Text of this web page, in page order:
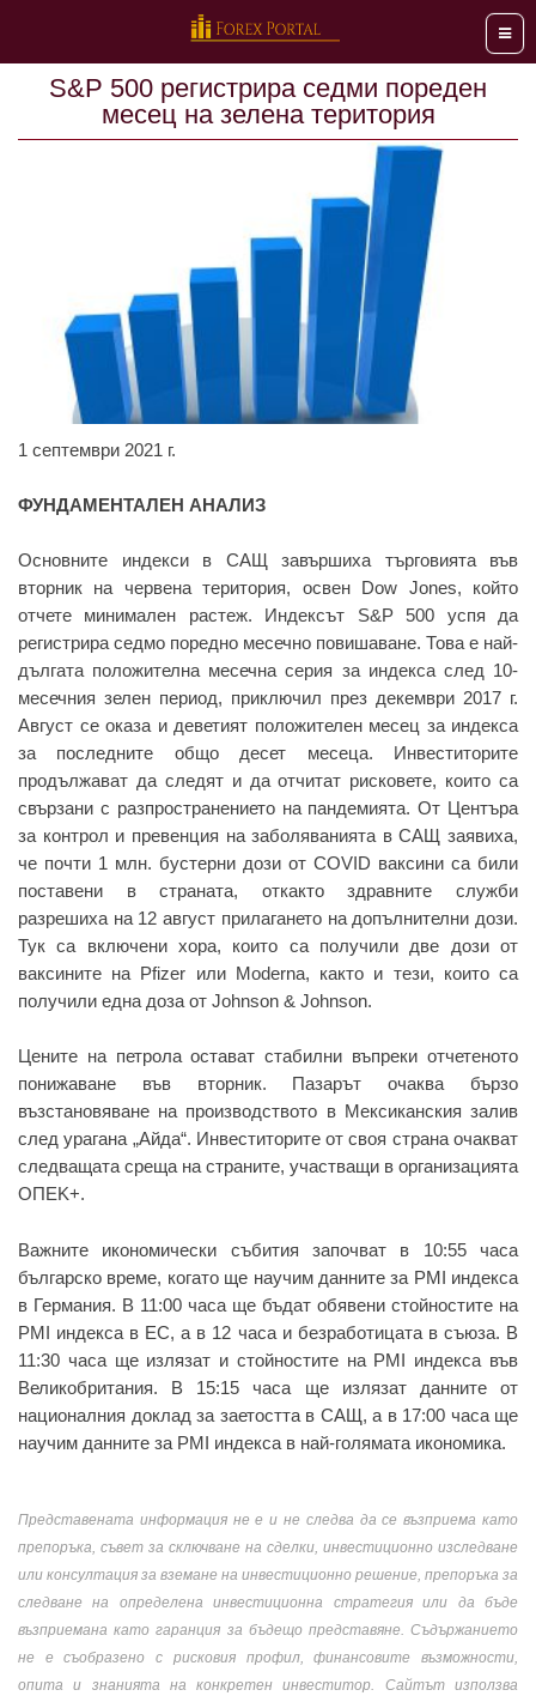
Меню
S&P 500 регистрира седми пореден
месец на зелена територия
1 септември 2021 г.
ФУНДАМЕНТАЛЕН АНАЛИЗ
Основните индекси в САЩ завършиха търговията във
вторник на червена територия, освен Dow Jones, който
отчете минимален растеж. Индексът S&P 500 успя да
регистрира седмо поредно месечно повишаване. Това е най-
дългата положителна месечна серия за индекса след 10-
месечния зелен период, приключил през декември 2017 г.
Август се оказа и деветият положителен месец за индекса
за последните общо десет месеца. Инвеститорите
продължават да следят и да отчитат рисковете, които са
свързани с разпространението на пандемията. От Центъра
за контрол и превенция на заболяванията в САЩ заявиха,
че почти 1 млн. бустерни дози от COVID ваксини са били
поставени в страната, откакто здравните служби
разрешиха на 12 август прилагането на допълнителни дози.
Тук са включени хора, които са получили две дози от
ваксините на Pfizer или Moderna, както и тези, които са
получили една доза от Johnson & Johnson.
Цените на петрола остават стабилни въпреки отчетеното
понижаване във вторник. Пазарът очаква бързо
възстановяване на производството в Мексиканския залив
след урагана „Aйдa“. Инвеститорите от своя страна очакват
следващата среща на страните, участващи в организацията
OΠEK+.
Важните икономически събития започват в 10:55 часа
българско време, когато ще научим данните за PMI индекса
в Германия. В 11:00 часа ще бъдат обявени стойностите на
PMI индекса в ЕС, а в 12 часа и безработицата в съюза. В
11:30 часа ще излязат и стойностите на PMI индекса във
Великобритания. В 15:15 часа ще излязат данните от
националния доклад за заетостта в САЩ, а в 17:00 часа ще
научим данните за PMI индекса в най-голямата икономика.
Представената информация не е и не следва да се възприема като
препоръка, съвет за сключване на сделки, инвестиционно изследване
или консултация за вземане на инвестиционно решение, препоръка за
следване на определена инвестиционна стратегия или да бъде
възприемана като гаранция за бъдещо представяне. Съдържанието
не е съобразено с рисковия профил, финансовите възможности,
опита и знанията на конкретен инвеститор. Сайтът използва